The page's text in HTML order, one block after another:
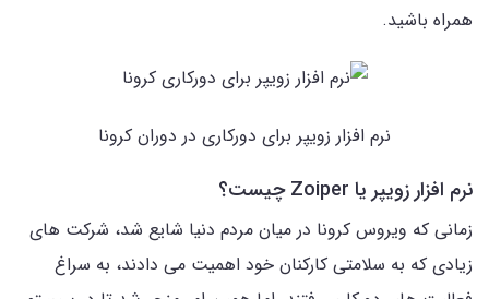
همراه باشید.
نرم افزار زویپر برای دورکاری در دوران کرونا
نرم افزار زویپر یا Zoiper چیست؟
زمانی که ویروس کرونا در میان مردم دنیا شایع شد، شرکت های
زیادی که به سلامتی کارکنان خود اهمیت می دادند، به سراغ